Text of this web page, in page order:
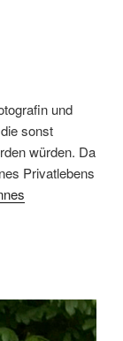
und
sonst
würden. Da
Privatlebens